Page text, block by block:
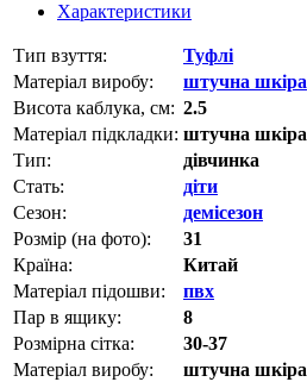
Характеристики
Тип взуття:
Туфлі
Матеріал виробу:
штучна шкіра
Висота каблука, см: 2.5
Матеріал підкладки: штучна шкіра
Тип:
дівчинка
Стать:
діти
Сезон:
демісезон
Розмір (на фото):
31
Країна:
Китай
Матеріал підошви:
пвх
Пар в ящику:
8
Розмірна сітка:
30-37
Матеріал виробу:
штучна шкіра